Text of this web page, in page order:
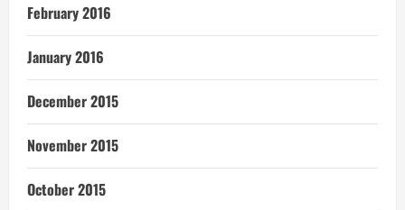
February 2016
January 2016
December 2015
November 2015
October 2015